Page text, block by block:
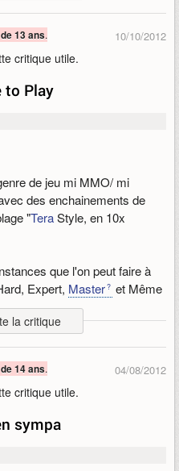
difficultés pour les
de hautes difficultés
certains avantages...
dans ce jeu... on peut
choisit s'il prend la chance
un endroit où c'est
envahisseurs
est ce que tu choisit
l'instance, d'utiliser les autres
que tu attaques... d'où la
pvp dans les instances... ce
10/10/2012
13 ans.
critique utile.
to Play
de jeu mi MMO/ mi
des enchainements de
"TeraStyle, en 10x
que l'on peut faire à
Expert, Master
et Même
de rentrer dans uneinstance ,
Plus besoin de
bêtement.
En bref, le lvl
la critique
04/08/2012
14 ans.
critique utile.
sympa